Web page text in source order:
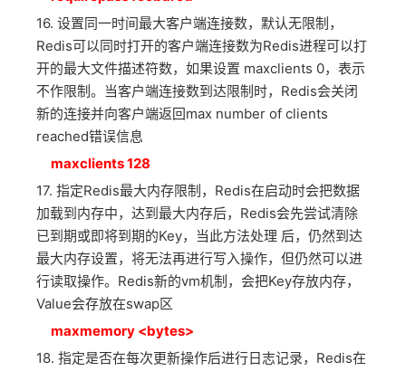
16. 设置同一时间最大客户端连接数，默认无限制，
Redis可以同时打开的客户端连接数为Redis进程可以打
开的最大文件描述符数，如果设置 maxclients 0，表示
不作限制。当客户端连接数到达限制时，Redis会关闭
新的连接并向客户端返回max number of clients
reached错误信息
maxclients 128
17. 指定Redis最大内存限制，Redis在启动时会把数据
加载到内存中，达到最大内存后，Redis会先尝试清除
已到期或即将到期的Key，当此方法处理 后，仍然到达
最大内存设置，将无法再进行写入操作，但仍然可以进
行读取操作。Redis新的vm机制，会把Key存放内存，
Value会存放在swap区
maxmemory <bytes>
18. 指定是否在每次更新操作后进行日志记录，Redis在